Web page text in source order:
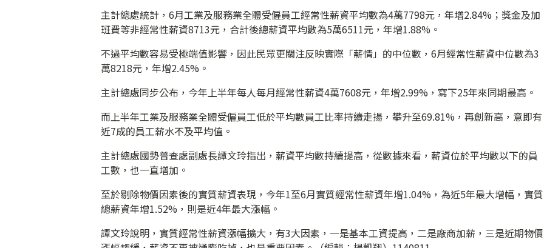
主計總處統計，6月工業及服務業全體受僱員工經常性薪資平均數為4萬7798元，年增2.84%；獎金及加
班費等非經常性薪資8713元，合計後總薪資平均數為5萬6511元，年增1.88%。
不過平均數容易受極端值影響，因此民眾更關注反映實際「薪情」的中位數，6月經常性薪資中位數為3
萬8218元，年增2.45%。
主計總處同步公布，今年上半年每人每月經常性薪資4萬7608元，年增2.99%，寫下25年來同期最高。
而上半年工業及服務業全體受僱員工低於平均數員工比率持續走揚，攀升至69.81%，再創新高，意即有
近7成的員工薪水不及平均值。
主計總處國勢普查處副處長譚文玲指出，薪資平均數持續提高，從數據來看，薪資位於平均數以下的員
工數，也一直增加。
至於剔除物價因素後的實質薪資表現，今年1至6月實質經常性薪資年增1.04%，為近5年最大增幅，實質
總薪資年增1.52%，則是近4年最大漲幅。
譚文玲說明，實質經常性薪資漲幅擴大，有3大因素，一是基本工資提高，二是廠商加薪，三是近期物價